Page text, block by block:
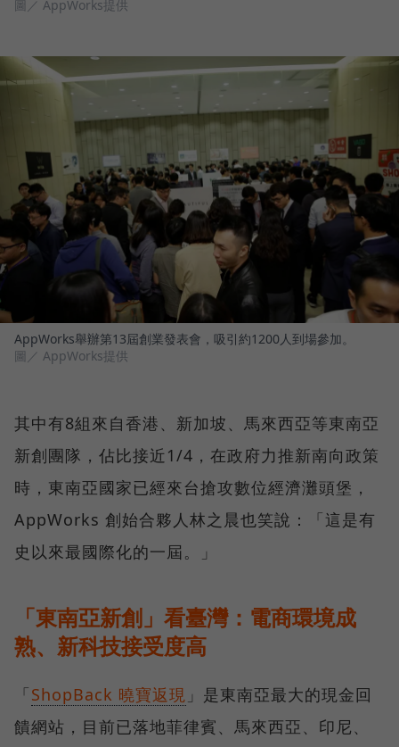
圖／ AppWorks提供
AppWorks舉辦第13屆創業發表會，吸引約1200人到場參加。
圖／ AppWorks提供
其中有8組來自香港、新加坡、馬來西亞等東南亞
新創團隊，佔比接近1/4，在政府力推新南向政策
時，東南亞國家已經來台搶攻數位經濟灘頭堡，
AppWorks 創始合夥人林之晨也笑說：「這是有
史以來最國際化的一屆。」
「東南亞新創」看臺灣：電商環境成
熟、新科技接受度高
「ShopBack 曉寶返現 」是東南亞最大的現金回
饋網站，目前已落地菲律賓、馬來西亞、印尼、